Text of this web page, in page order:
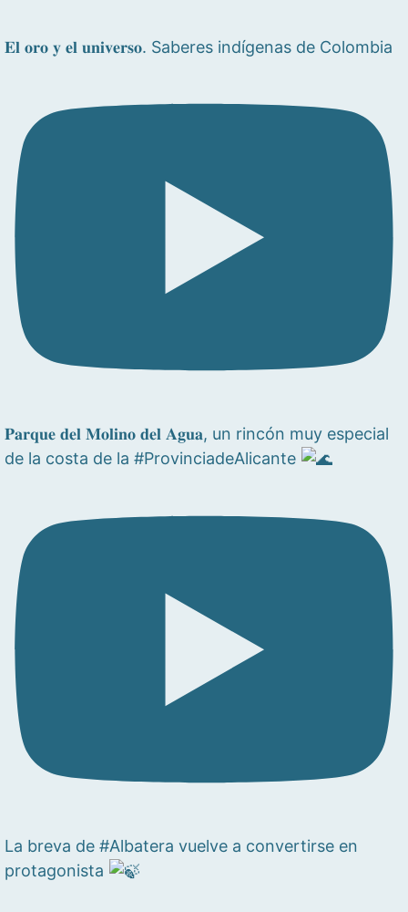
𝐄𝐥 𝐨𝐫𝐨 𝐲 𝐞𝐥 𝐮𝐧𝐢𝐯𝐞𝐫𝐬𝐨. Saberes indígenas de Colombia
𝐏𝐚𝐫𝐪𝐮𝐞 𝐝𝐞𝐥 𝐌𝐨𝐥𝐢𝐧𝐨 𝐝𝐞𝐥 𝐀𝐠𝐮𝐚, un rincón muy especial
de la costa de la #ProvinciadeAlicante
La breva de #Albatera vuelve a convertirse en
protagonista